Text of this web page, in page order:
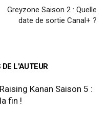
Greyzone Saison 2 : Quelle
date de sortie Canal+ ?
DE L'AUTEUR
Kanan Saison 5 :
fin !